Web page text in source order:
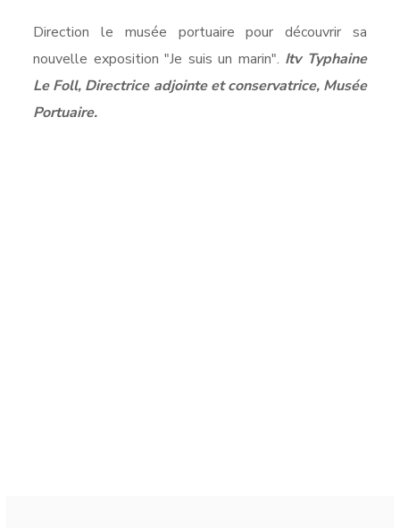
Direction le musée portuaire pour découvrir sa
nouvelle exposition "Je suis un marin". Itv Typhaine
Le Foll, Directrice adjointe et conservatrice, Musée
Portuaire.